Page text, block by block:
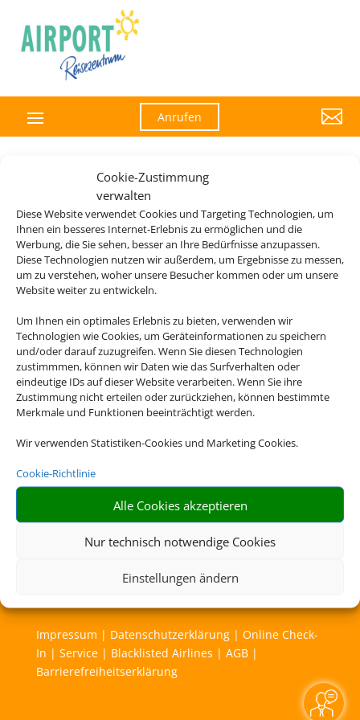
Cookie-Zustimmung
verwalten
Diese Website verwendet Cookies und Targeting Technologien, um
Ihnen ein besseres Internet-Erlebnis zu ermöglichen und die
Werbung, die Sie sehen, besser an Ihre Bedürfnisse anzupassen.
Diese Technologien nutzen wir außerdem, um Ergebnisse zu messen,
um zu verstehen, woher unsere Besucher kommen oder um unsere
Website weiter zu entwickeln.
Um Ihnen ein optimales Erlebnis zu bieten, verwenden wir
Technologien wie Cookies, um Geräteinformationen zu speichern
und/oder darauf zuzugreifen. Wenn Sie diesen Technologien
zustimmmen, können wir Daten wie das Surfverhalten oder
eindeutige IDs auf dieser Website verarbeiten. Wenn Sie ihre
Zustimmung nicht erteilen oder zurückziehen, können bestimmte
Merkmale und Funktionen beeinträchtigt werden.
Wir verwenden Statistiken-Cookies und Marketing Cookies.
Cookie-Richtlinie
Alle Cookies akzeptieren
Nur technisch notwendige Cookies
Einstellungen ändern
Anrufen 
Rechtliche Informationen
Impressum | Datenschutzerklärung| Online Check-
In | Service| Blacklisted Airlines | AGB|
Barrierefreiheitserklärung